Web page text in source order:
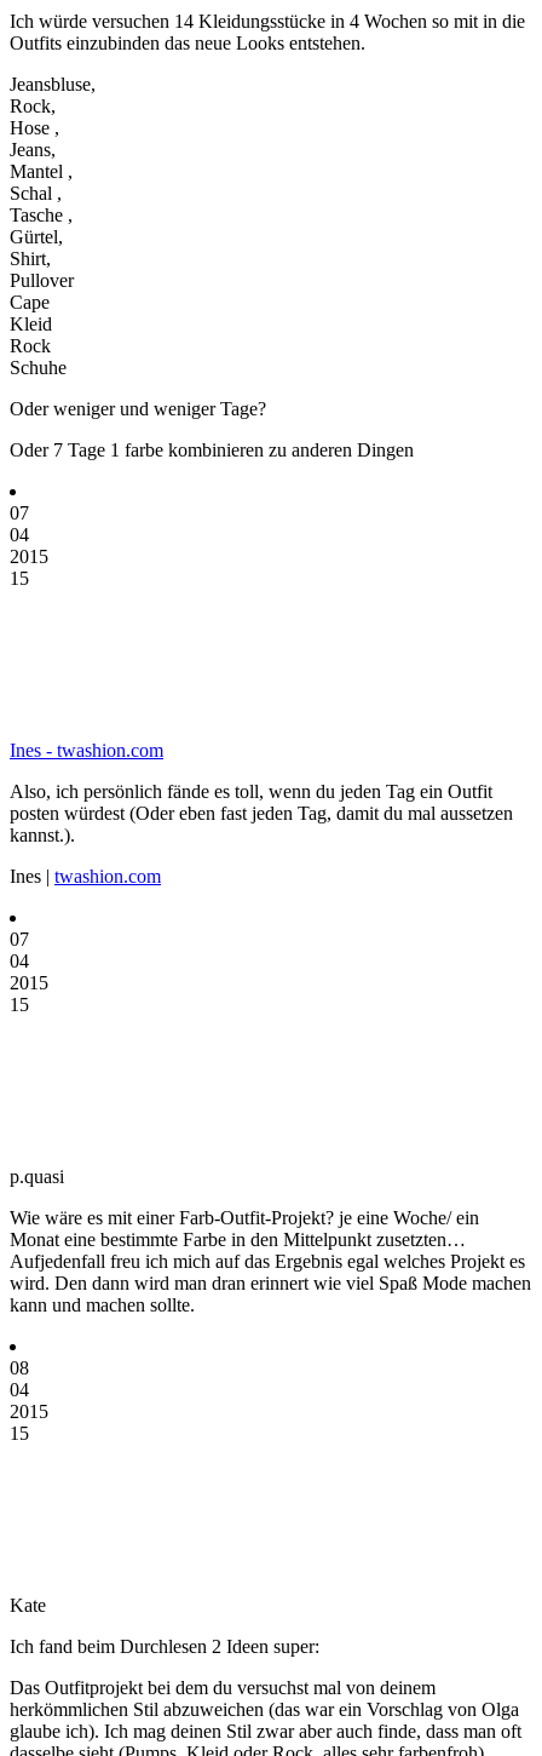
Ich würde versuchen 14 Kleidungsstücke in 4 Wochen so mit in die
Outfits einzubinden das neue Looks entstehen.
Jeansbluse,
Rock,
Hose ,
Jeans,
Mantel ,
Schal ,
Tasche ,
Gürtel,
Shirt,
Pullover
Cape
Kleid
Rock
Schuhe
Oder weniger und weniger Tage?
Oder 7 Tage 1 farbe kombinieren zu anderen Dingen
07
04
2015
15
Ines - twashion.com
Also, ich persönlich fände es toll, wenn du jeden Tag ein Outfit
posten würdest (Oder eben fast jeden Tag, damit du mal aussetzen
kannst.).
Ines | twashion.com
07
04
2015
15
p.quasi
Wie wäre es mit einer Farb-Outfit-Projekt? je eine Woche/ ein
Monat eine bestimmte Farbe in den Mittelpunkt zusetzten…
Aufjedenfall freu ich mich auf das Ergebnis egal welches Projekt es
wird. Den dann wird man dran erinnert wie viel Spaß Mode machen
kann und machen sollte.
08
04
2015
15
Kate
Ich fand beim Durchlesen 2 Ideen super:
Das Outfitprojekt bei dem du versuchst mal von deinem
herkömmlichen Stil abzuweichen (das war ein Vorschlag von Olga
glaube ich). Ich mag deinen Stil zwar aber auch finde, dass man oft